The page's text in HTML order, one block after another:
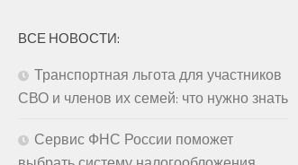
ВСЕ НОВОСТИ:
Транспортная льгота для участников
СВО и членов их семей: что нужно знать
Сервис ФНС России поможет